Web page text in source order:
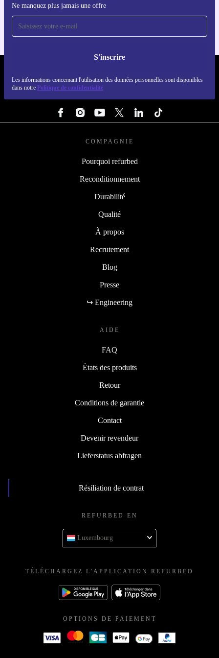
Ne manquez plus jamais une offre
S'inscrire
Les informations concernant l'utilisation des données personnelles sont disponibles
dans notre Politique de confidentialité
Pour iOS et Android
COMPAGNIE
Pourquoi refurbed
Reconditionnement
Durabilité
Qualité
À propos
Recrutement
Blog
Presse
↪ Engineering
AIDE
FAQ
États des produits
Retour
Conditions de garantie
Contact
Devenir revendeur
Lieferstatus abfragen
Résiliation de contrat
REFURBED EN
Luxembourg
TÉLÉCHARGEZ L'APPLICATION REFURBED
OPTIONS DE PAIEMENT